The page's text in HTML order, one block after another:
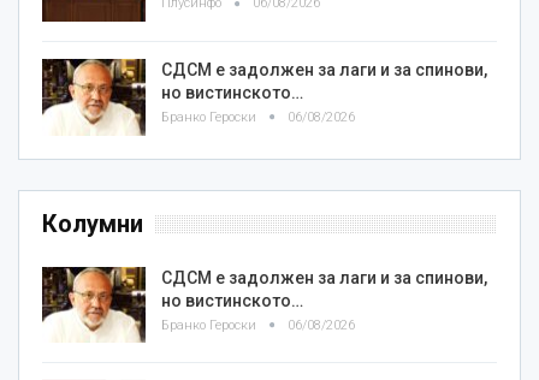
Плусинфо 06/08/2026
СДСМ е задолжен за лаги и за спинови,
но вистинското…
Бранко Героски 06/08/2026
Колумни
СДСМ е задолжен за лаги и за спинови,
но вистинското…
Бранко Героски 06/08/2026